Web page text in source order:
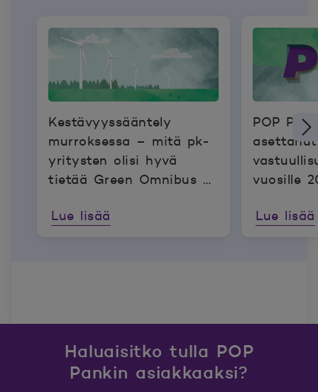
Kestävyyssääntely
murroksessa – mitä pk-
yritysten olisi hyvä
tietää Green Omnibus -
Lue lisää
POP
asettanut
vuosille
Lue lisää
Haluaisitko tulla POP
Pankin asiakkaaksi?